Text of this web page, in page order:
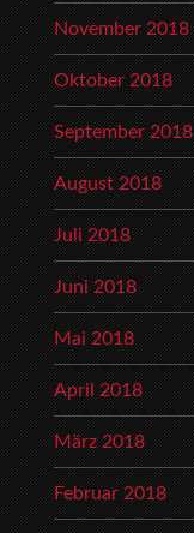
November 2018
Oktober 2018
September 2018
August 2018
Juli 2018
Juni 2018
Mai 2018
April 2018
März 2018
Februar 2018